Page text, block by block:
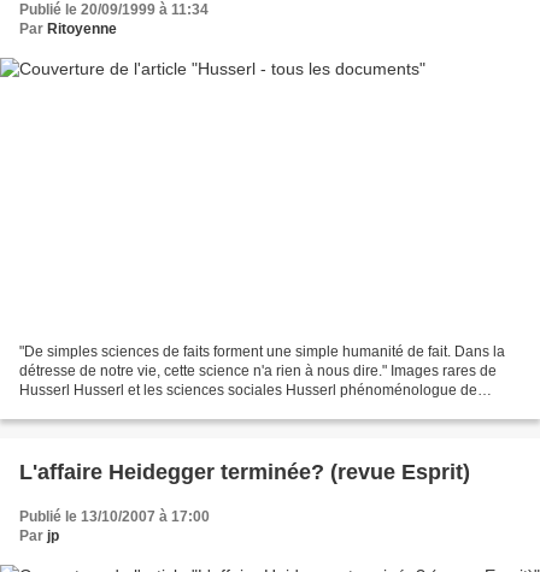
Publié le 20/09/1999 à 11:34
Par Ritoyenne
"De simples sciences de faits forment une simple humanité de fait. Dans la
détresse de notre vie, cette science n'a rien à nous dire." Images rares de
Husserl Husserl et les sciences sociales Husserl phénoménologue de
L'affaire Heidegger terminée? (revue Esprit)
Publié le 13/10/2007 à 17:00
Par jp